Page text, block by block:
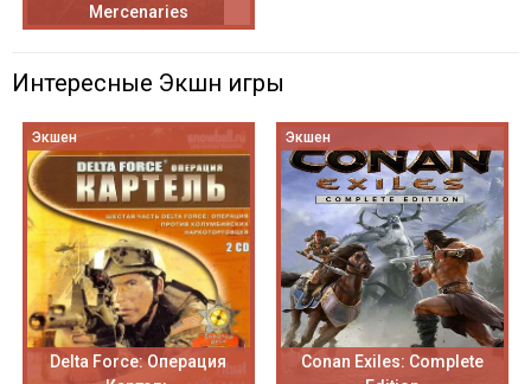
Mercenaries
Интересные Экшн игры
Экшен
Delta Force: Операция
Экшен
Conan Exiles: Complete